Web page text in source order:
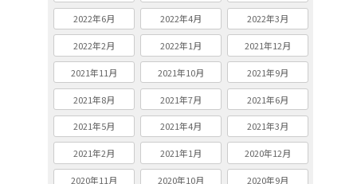
2022年6月 2022年4月 2022年3月
2022年2月 2022年1月 2021年12月
2021年11月 2021年10月 2021年9月
2021年8月 2021年7月 2021年6月
2021年5月 2021年4月 2021年3月
2021年2月 2021年1月 2020年12月
2020年11月 2020年10月 2020年9月